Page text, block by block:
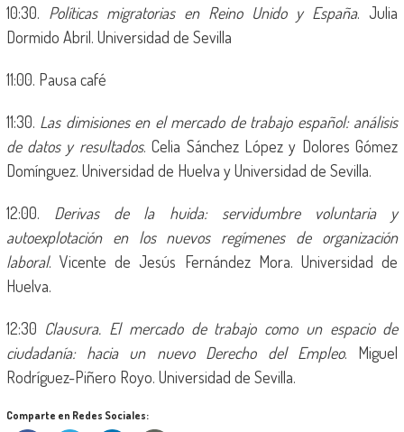
10:30. Políticas migratorias en Reino Unido y España. Julia
Dormido Abril. Universidad de Sevilla
11:00. Pausa café
11:30. Las dimisiones en el mercado de trabajo español: análisis
de datos y resultados. Celia Sánchez López y Dolores Gómez
Domínguez. Universidad de Huelva y Universidad de Sevilla.
12:00. Derivas de la huida: servidumbre voluntaria y
autoexplotación en los nuevos regímenes de organización
laboral. Vicente de Jesús Fernández Mora. Universidad de
Huelva.
12:30 Clausura. El mercado de trabajo como un espacio de
ciudadanía: hacia un nuevo Derecho del Empleo. Miguel
Rodríguez-Piñero Royo. Universidad de Sevilla.
Comparte en Redes Sociales: